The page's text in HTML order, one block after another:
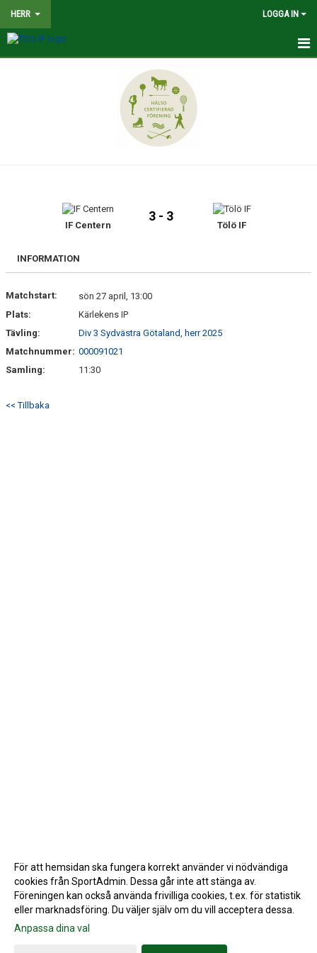
HERR LOGGA IN
DOKUMENT
IF Centern
3 - 3
Tölö IF
INFORMATION
Matchstart:
sön 27 april, 13:00
Plats:
Kärlekens IP
Tävling:
Div 3 Sydvästra Götaland, herr 2025
Matchnummer: 000091021
Samling:
11:30
<< Tillbaka
Gå till Webbversion
För att hemsidan ska fungera korrekt använder vi nödvändiga
cookies från SportAdmin. Dessa går inte att stänga av.
Föreningen kan också använda frivilliga cookies, t.ex. för statistik
eller marknadsföring. Du väljer själv om du vill acceptera dessa.
Anpassa dina val